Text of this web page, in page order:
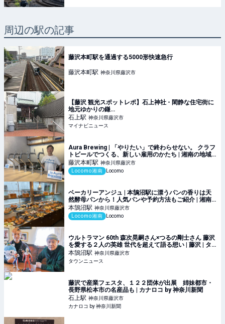
周辺の駅の記事
藤沢本町駅を通過する5000形快速急行
藤沢本町駅 神奈川県藤沢市
【藤沢 観光スポットレポ】石上神社 - 閑静な住宅街に
地元ゆかりの鎌…
石上駅 神奈川県藤沢市
マイナビニュース
Aura Brewing | 「やりたい」で終わらせない。 クラフ
トビールでつくる、新しい雇用のかたち | 湘南の地域
メディア Locomo
藤沢本町駅 神奈川県藤沢市
Locomo湘南
Locomo
ベーカリーアンジュ | 本鵠沼駅に漂うパンの香りは天
然酵母パンから！人気パンや予約方法もご紹介 | 湘南
の地域メディア Locomo
本鵠沼駅 神奈川県藤沢市
Locomo湘南
Locomo
ウルトラマン 60th 森次晃嗣さん×つるの剛士さん 藤沢
を愛する２人の英雄 世代を超えて語る想い | 藤沢 | タ
ウンニュース
本鵠沼駅 神奈川県藤沢市
タウンニュース
藤沢で産業フェスタ、１２２団体が出展 姉妹都市・
長野県松本市の名産品も | カナロコ by 神奈川新聞
石上駅 神奈川県藤沢市
カナロコ by 神奈川新聞